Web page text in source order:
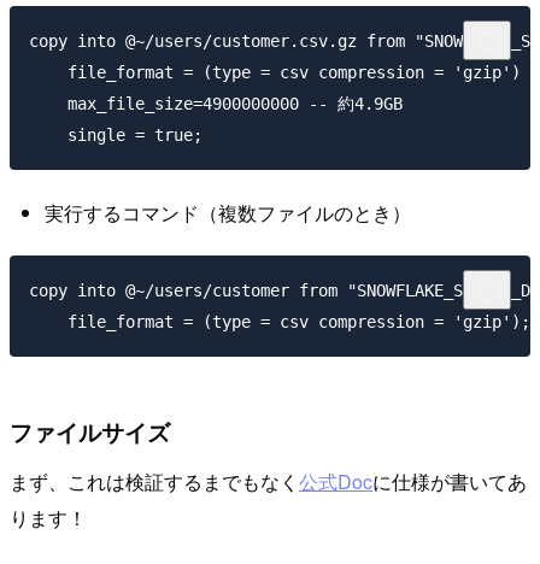
copy into @~/users/customer.csv.gz from
    file_format = (type = csv compression = 'gzip')
    max_file_size=4900000000 -- 約4.9GB
実行するコマンド（複数ファイルのとき）
copy into @~/users/customer from
ファイルサイズ
まず、これは検証するまでもなく 公式Docに仕様が書いてあ
ります！